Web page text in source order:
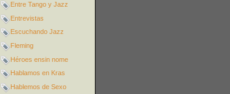
Entre Tango y Jazz
Entrevistas
Escuchando Jazz
Fleming
Héroes ensin nome
Hablamos en Kras
Hablemos de Sexo